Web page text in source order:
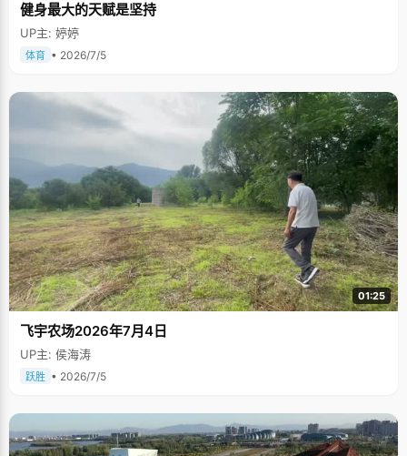
健身最大的天赋是坚持
UP主: 婷婷
体育 • 2026/7/5
01:25
飞宇农场2026年7月4日
UP主: 侯海涛
跃胜 • 2026/7/5